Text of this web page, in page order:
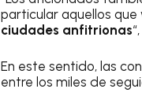
particular aquellos que
ciudades anfitrionas
En este sentido, las
entre los miles de